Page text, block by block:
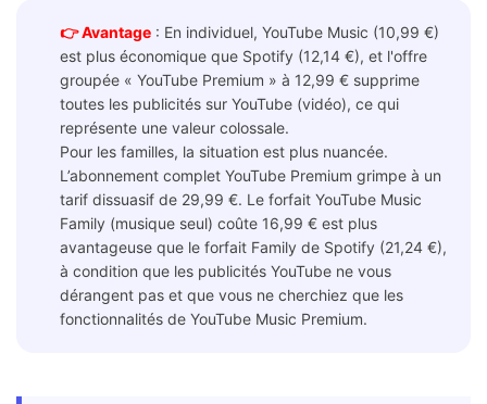
👉 Avantage : En individuel, YouTube Music (10,99 €)
est plus économique que Spotify (12,14 €), et l'offre
groupée « YouTube Premium » à 12,99 € supprime
toutes les publicités sur YouTube (vidéo), ce qui
représente une valeur colossale.
Pour les familles, la situation est plus nuancée.
L’abonnement complet YouTube Premium grimpe à un
tarif dissuasif de 29,99 €. Le forfait YouTube Music
Family (musique seul) coûte 16,99 € est plus
avantageuse que le forfait Family de Spotify (21,24 €),
à condition que les publicités YouTube ne vous
dérangent pas et que vous ne cherchiez que les
fonctionnalités de YouTube Music Premium.